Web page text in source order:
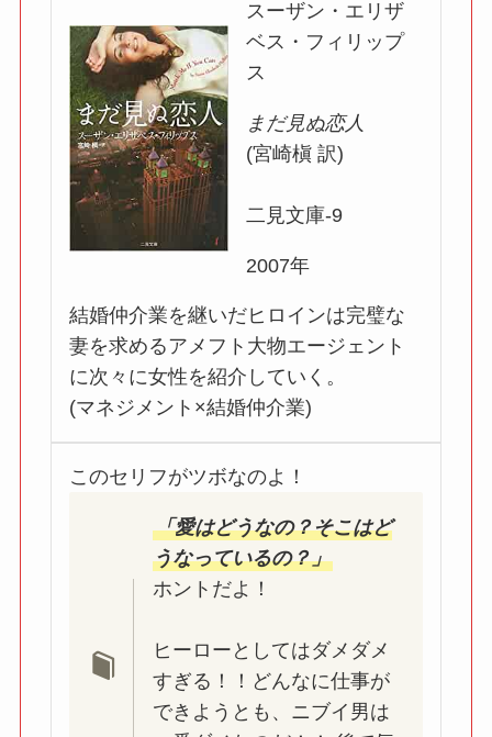
スーザン・エリザ
ベス・フィリップ
ス
まだ見ぬ恋人
(宮崎槇 訳)
二見文庫-9
2007年
結婚仲介業を継いだヒロインは完璧な
妻を求めるアメフト大物エージェント
に次々に女性を紹介していく。
(マネジメント×結婚仲介業)
このセリフがツボなのよ！
「愛はどうなの？そこはど
うなっているの？」
ホントだよ！
ヒーローとしてはダメダメ
すぎる！！どんなに仕事が
できようとも、ニブイ男は